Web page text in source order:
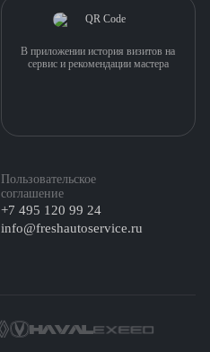
Пользовательское
соглашение
+7 495 120 99 24
info@freshautoservice.ru
В приложении история визитов на
сервис и рекомендации мастера